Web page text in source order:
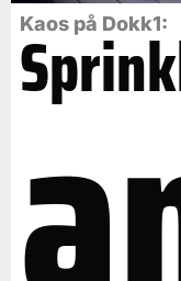
Kaos på Dokk1: